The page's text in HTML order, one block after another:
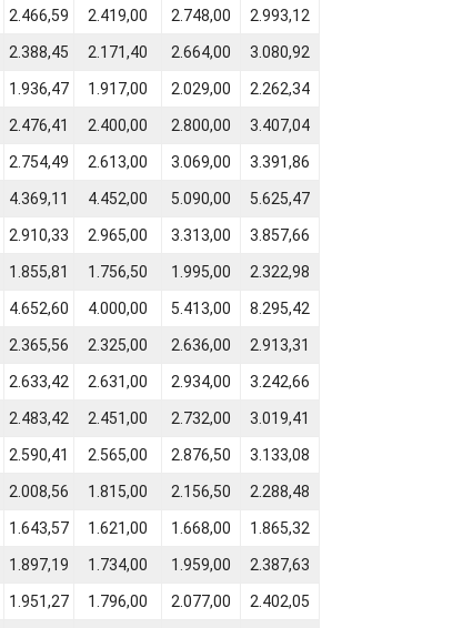
2.466,59 2.419,00 2.748,00 2.993,12
2.388,45 2.171,40 2.664,00 3.080,92
1.936,47 1.917,00 2.029,00 2.262,34
2.476,41 2.400,00 2.800,00 3.407,04
2.754,49 2.613,00 3.069,00 3.391,86
4.369,11 4.452,00 5.090,00 5.625,47
2.910,33 2.965,00 3.313,00 3.857,66
1.855,81 1.756,50 1.995,00 2.322,98
4.652,60 4.000,00 5.413,00 8.295,42
2.365,56 2.325,00 2.636,00 2.913,31
2.633,42 2.631,00 2.934,00 3.242,66
2.483,42 2.451,00 2.732,00 3.019,41
2.590,41 2.565,00 2.876,50 3.133,08
2.008,56 1.815,00 2.156,50 2.288,48
1.643,57 1.621,00 1.668,00 1.865,32
1.897,19 1.734,00 1.959,00 2.387,63
1.951,27 1.796,00 2.077,00 2.402,05